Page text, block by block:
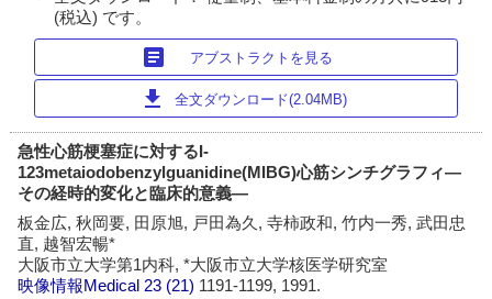
(税込) です。
article アブストラクトを見る
download 全文ダウンロード(2.04MB)
急性心筋梗塞症に対するI-
123metaiodobenzylguanidine(MIBG)心筋シンチグラフィ―
その経時的変化と臨床的意義―
板金広, 秋岡要, 田原旭, 戸田為久, 寺柿政和, 竹内一秀, 武田忠
直, 越智宏暢*
大阪市立大学第1内科, *大阪市立大学核医学研究室
映像情報Medical 23 (21) 1191-1199, 1991.